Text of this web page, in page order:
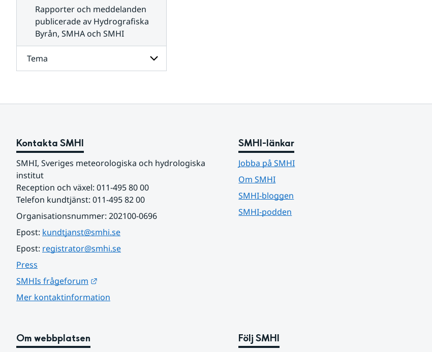
Rapporter och meddelanden
publicerade av Hydrografiska
Byrån, SMHA och SMHI
Tema
Tema
Kontakta SMHI
SMHI, Sveriges meteorologiska och hydrologiska
institut
Reception och växel: 011-495 80 00
Telefon kundtjänst: 011-495 82 00
Organisationsnummer: 202100-0696
Epost: kundtjanst@smhi.se
Epost: registrator@smhi.se
Press
SMHIs frågeforum
Mer kontaktinformation
SMHI-länkar
Jobba på SMHI
Om SMHI
SMHI-bloggen
SMHI-podden
Om webbplatsen Följ SMHI